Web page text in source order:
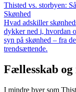
Thisted vs. storbyen:
Skønhed
Hvad adskiller
dykker ned i, hvordan
syn på skønhed – fra
trendsættende.
Fællesskab
I mindre byer som